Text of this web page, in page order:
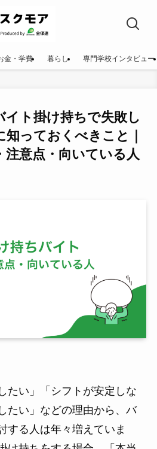
金・学費 暮らし 専門学校インタビュー
イト掛け持ちで失敗し
知っておくべきこと｜
注意点・向いている人
たい」「シフトが安定しな
たい」などの理由から、バ
する人は年々増えていま